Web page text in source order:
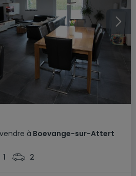
à Boevange-sur-Attert
1 2